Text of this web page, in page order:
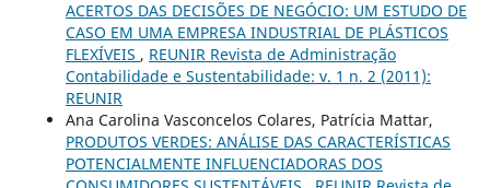
ACERTOS DAS DECISÕES DE NEGÓCIO: UM ESTUDO DE
CASO EM UMA EMPRESA INDUSTRIAL DE PLÁSTICOS
FLEXÍVEIS , REUNIR Revista de Administração
Contabilidade e Sustentabilidade: v. 1 n. 2 (2011):
REUNIR
Ana Carolina Vasconcelos Colares, Patrícia Mattar,
PRODUTOS VERDES: ANÁLISE DAS CARACTERÍSTICAS
POTENCIALMENTE INFLUENCIADORAS DOS